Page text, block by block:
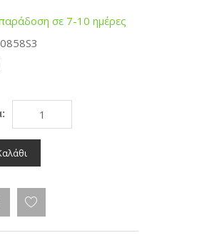
σε 7-10 ημέρες